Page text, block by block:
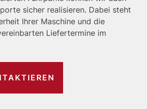
sicher realisieren. Dabei steht
Ihrer Maschine und die
Liefertermine im